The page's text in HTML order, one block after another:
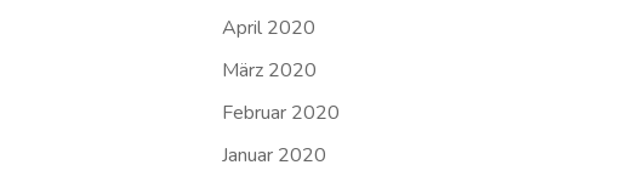
April 2020
März 2020
Februar 2020
Januar 2020